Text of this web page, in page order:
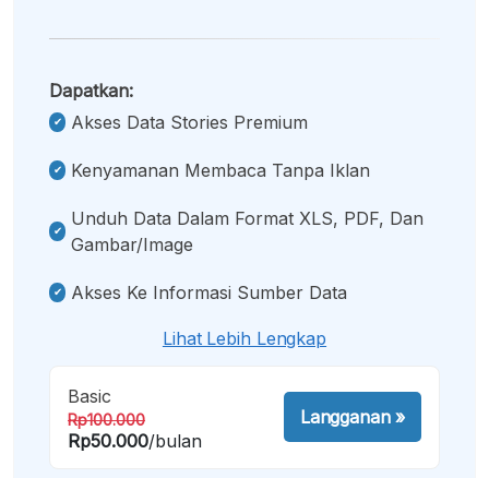
Dapatkan:
Akses Data Stories Premium
Kenyamanan Membaca Tanpa Iklan
Unduh Data Dalam Format XLS, PDF, Dan
Gambar/image
Akses Ke Informasi Sumber Data
Lihat Lebih Lengkap
Basic
Rp100.000
Rp50.000/bulan
Langganan»